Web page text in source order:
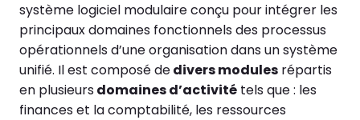
système logiciel modulaire conçu pour intégrer les
principaux domaines fonctionnels des processus
opérationnels d’une organisation dans un système
unifié. Il est composé dedivers modules répartis
en plusieursdomaines d’activité tels que : les
finances et la comptabilité, les ressources